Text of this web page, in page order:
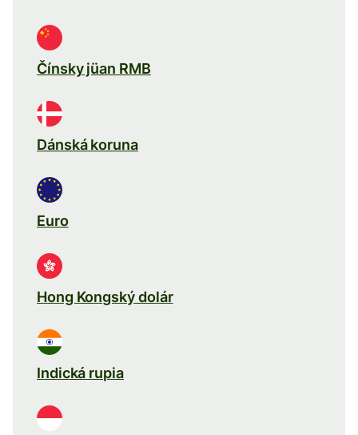
Čínsky jüan RMB
Dánská koruna
Euro
Hong Kongský dolár
Indická rupia